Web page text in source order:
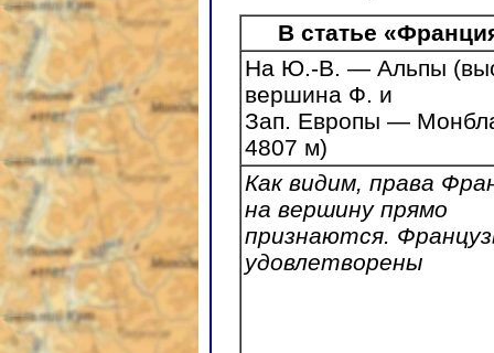
В статье
На Ю.-В. — Альпы
вершина Ф. и
Зап. Европы —
4807 м)
Как видим, права
на вершину прямо
признаются.
удовлетворены